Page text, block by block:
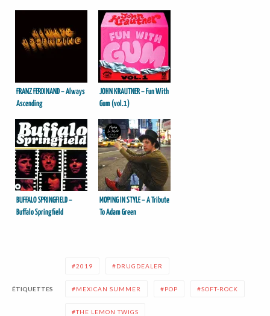
FRANZ FERDINAND – Always
Ascending
JOHN KRAUTNER – Fun With
Gum (vol.1)
BUFFALO SPRINGFIELD –
Buffalo Springfield
MOPING IN STYLE – A Tribute
To Adam Green
ÉTIQUETTES
2019 DRUGDEALER
MEXICAN SUMMER POP SOFT-ROCK
THE LEMON TWIGS